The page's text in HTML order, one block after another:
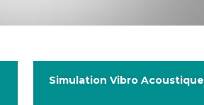
Simulation Vibro Acoustique